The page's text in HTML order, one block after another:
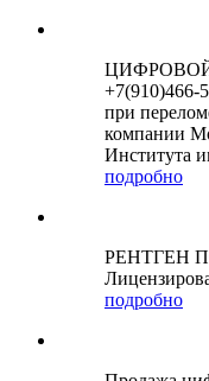
+7(910)466-
при
компании
Института
подробно
РЕНТГЕН
подробно